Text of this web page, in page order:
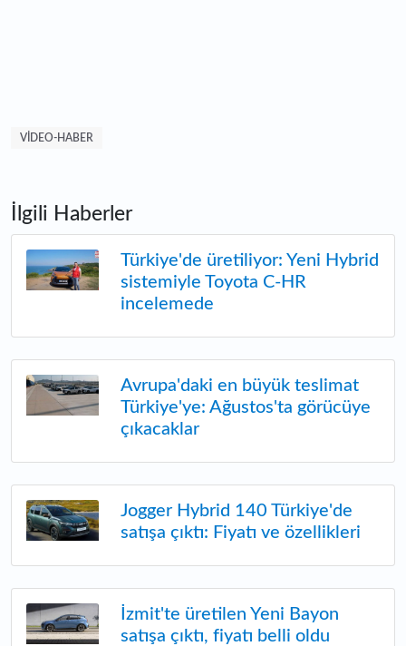
VIDEO-HABER
İlgili Haberler
Türkiye'de üretiliyor: Yeni Hybrid
sistemiyle Toyota C-HR
incelemede
Avrupa'daki en büyük teslimat
Türkiye'ye: Ağustos'ta görücüye
çıkacaklar
Jogger Hybrid 140 Türkiye'de
satışa çıktı: Fiyatı ve özellikleri
İzmit'te üretilen Yeni Bayon
satışa çıktı, fiyatı belli oldu